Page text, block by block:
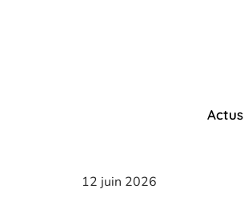
Actus
12 juin 2026